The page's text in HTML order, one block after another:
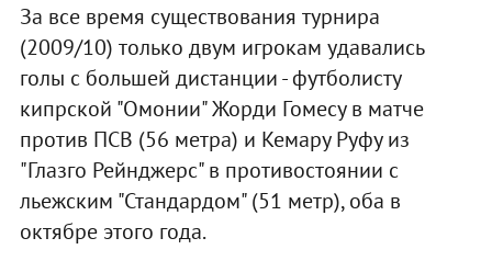
За все время существования турнира
(2009/10) только двум игрокам удавались
голы с большей дистанции - футболисту
кипрской "Омонии" Жорди Гомесу в матче
против ПСВ (56 метра) и Кемару Руфу из
"Глазго Рейнджерс" в противостоянии с
льежским "Стандардом" (51 метр), оба в
октябре этого года.